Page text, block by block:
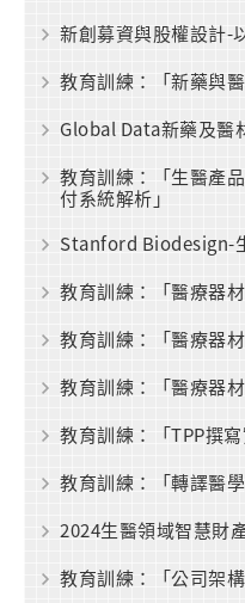
新創募資與股權設計-
教育訓練：「新藥與
Global Data新藥及醫
教育訓練：「生醫產
付系統解析」
Stanford Biodesign-
教育訓練：「醫療器
教育訓練：「醫療器
教育訓練：「醫療器
教育訓練：「TPP撰寫
教育訓練：「轉譯醫學
2024生醫領域智慧財
教育訓練：「公司架